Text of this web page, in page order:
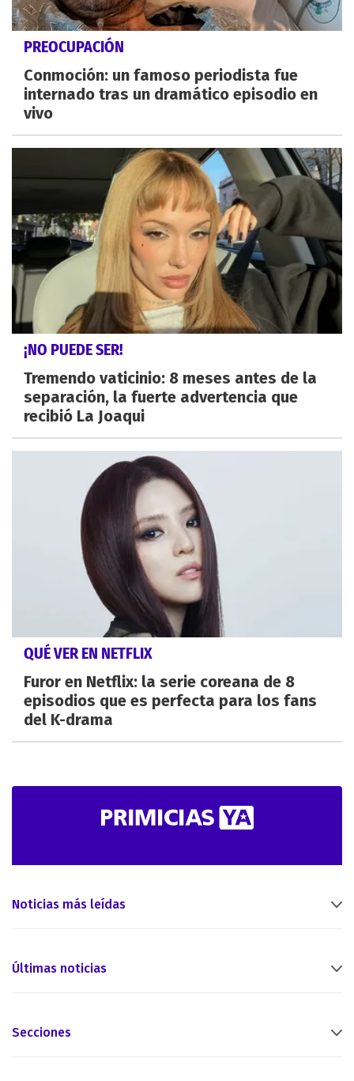
PREOCUPACIÓN
Conmoción: un famoso periodista fue
internado tras un dramático episodio en
vivo
¡NO PUEDE SER!
Tremendo vaticinio: 8 meses antes de la
separación, la fuerte advertencia que
recibió La Joaqui
QUÉ VER EN NETFLIX
Furor en Netflix: la serie coreana de 8
episodios que es perfecta para los fans
del K-drama
Noticias más leídas
Últimas noticias
Secciones